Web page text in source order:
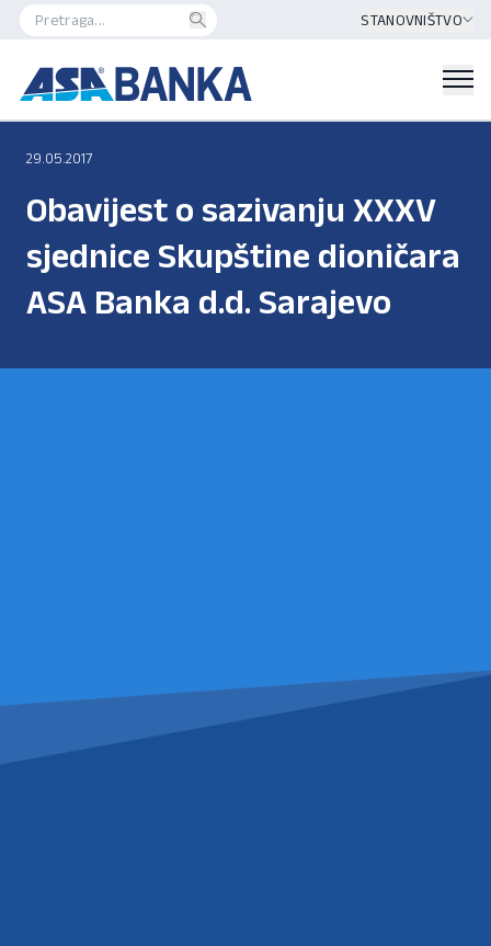
STANOVNIŠTVO
29.05.2017
Obavijest o sazivanju XXXV
sjednice Skupštine dioničara
ASA Banka d.d. Sarajevo